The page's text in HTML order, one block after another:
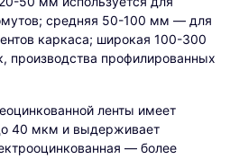
средняя 50-100 мм — для
каркаса; широкая 100-300
профилированных
ленты имеет
40 мкм и выдерживает
— более